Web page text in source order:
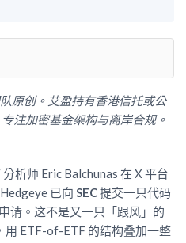
原创。艾盈持有香港信托或公
注加密基金架构与离岸合规。
析师 Eric Balchunas 在 X 平台
已向 SEC提交一只代码
请。这不是又一只「跟风」的
ETF-of-ETF 的结构叠加一整